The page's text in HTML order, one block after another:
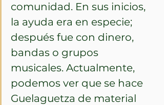
comunidad. En sus inicios,
la ayuda era en especie;
después fue con dinero,
bandas o grupos
musicales. Actualmente,
podemos ver que se hace
Guelaguetza de material